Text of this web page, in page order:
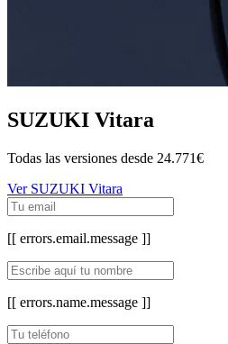
SUZUKI Vitara
Todas las versiones desde 24.771€
Ver SUZUKI Vitara
[[ errors.email.message ]]
[[ errors.name.message ]]